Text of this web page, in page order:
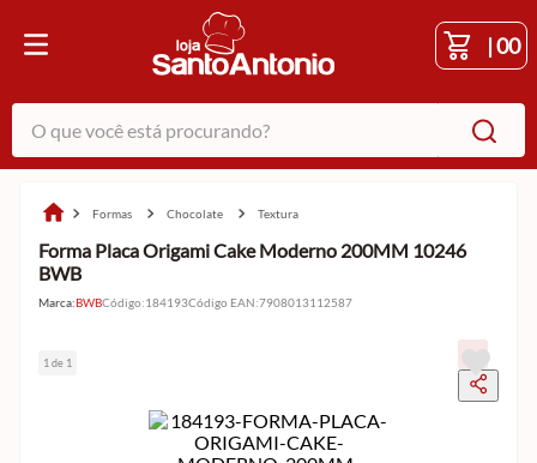
|00
O que você está procurando?
formas chocolate textura
Forma Placa Origami Cake Moderno 200MM 10246
BWB
Marca:BWBCódigo:184193Código EAN:7908013112587
1 de 1